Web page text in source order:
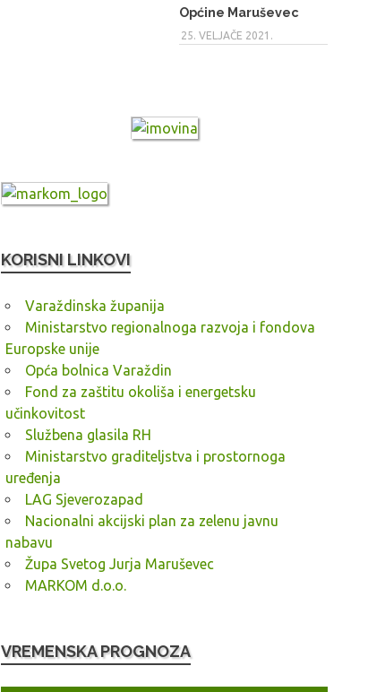
Općine Maruševec
25. VELJAČE 2021.
KORISNI LINKOVI
Varaždinska županija
Ministarstvo regionalnoga razvoja i fondova
Europske unije
Opća bolnica Varaždin
Fond za zaštitu okoliša i energetsku
učinkovitost
Službena glasila RH
Ministarstvo graditeljstva i prostornoga
uređenja
LAG Sjeverozapad
Nacionalni akcijski plan za zelenu javnu
nabavu
Župa Svetog Jurja Maruševec
MARKOM d.o.o.
VREMENSKA PROGNOZA